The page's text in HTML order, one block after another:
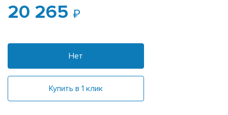
20 265
Нет
Купить в 1 клик